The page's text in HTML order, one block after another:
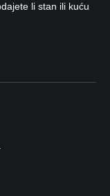
li stan ili kuću